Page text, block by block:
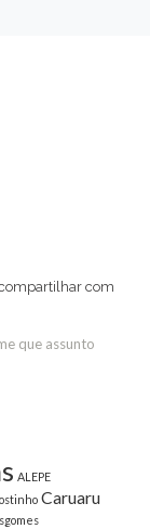
com
que assunto
ALEPE
Caruaru